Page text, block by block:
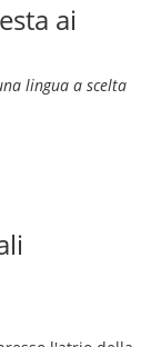
ai
lingua a scelta